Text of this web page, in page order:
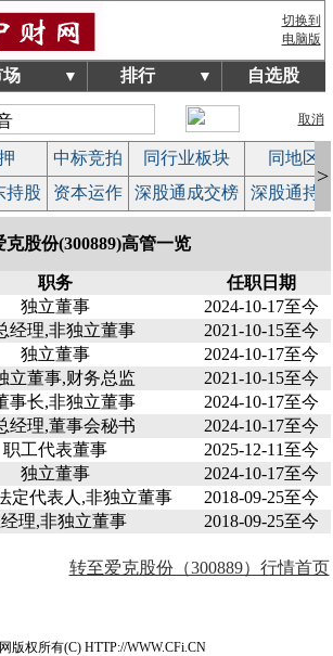
切换到
电脑版
场 ▼ 排行 ▼ 自选股
取消
中标竞拍 同行业板块
同地区
持股 资本运作 深股通成交榜 深股通持
>
克股份(300889)高管一览
职务
任职日期
独立董事
2024-10-17至今
经理,非独立董事
2021-10-15至今
独立董事
2024-10-17至今
立董事,财务总监
2021-10-15至今
事长,非独立董事
2024-10-17至今
经理,董事会秘书
2024-10-17至今
职工代表董事
2025-12-11至今
独立董事
2024-10-17至今
定代表人,非独立董事
2018-09-25至今
理,非独立董事 2018-09-25至今
转至爱克股份（300889）行情首页
版权所有(C) HTTP://WWW.CFi.CN